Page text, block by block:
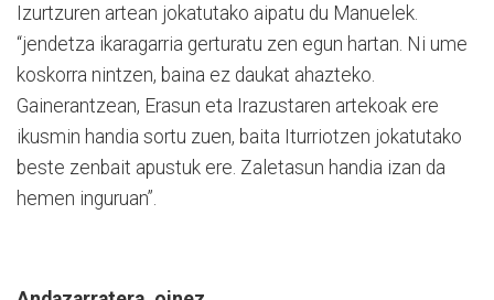
Izurtzuren artean jokatutako aipatu du Manuelek.
“jendetza ikaragarria gerturatu zen egun hartan. Ni ume
koskorra nintzen, baina ez daukat ahazteko.
Gainerantzean, Erasun eta Irazustaren artekoak ere
ikusmin handia sortu zuen, baita Iturriotzen jokatutako
beste zenbait apustuk ere. Zaletasun handia izan da
hemen inguruan”.